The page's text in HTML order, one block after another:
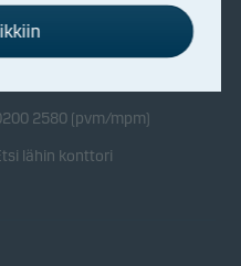
yhteyttä
2580 (pvm/mpm)
lähin konttori
perustoimintoja,
ja sivuston suojattujen